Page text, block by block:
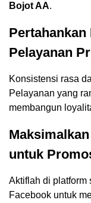
Bojot AA.
Pelayanan
Konsistensi rasa
Pelayanan yang
membangun
untuk
Aktiflah di platform
Facebook untuk